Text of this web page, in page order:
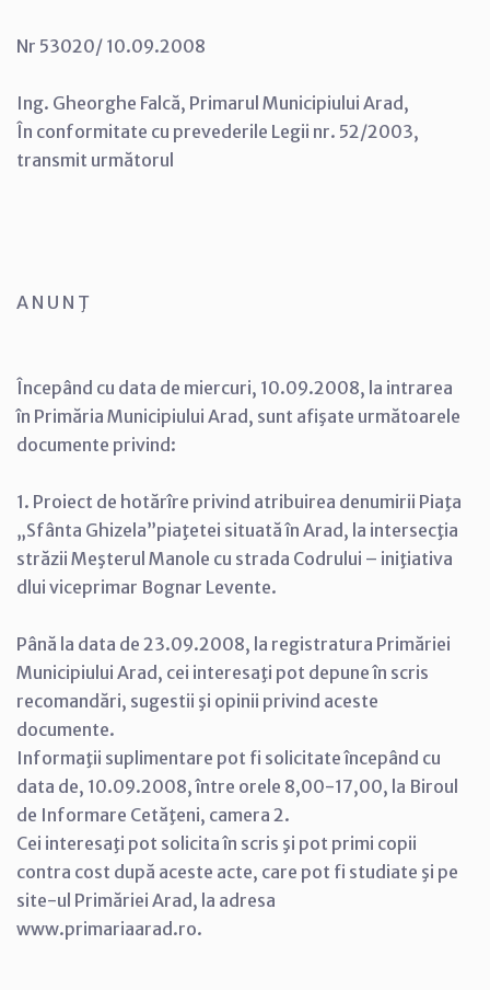
Nr 53020/ 10.09.2008
Ing. Gheorghe Falcă, Primarul Municipiului Arad,
În conformitate cu prevederile Legii nr. 52/2003,
transmit următorul
A N U N Ţ
Începând cu data de miercuri, 10.09.2008, la intrarea
în Primăria Municipiului Arad, sunt afişate următoarele
documente privind:
1. Proiect de hotărîre privind atribuirea denumirii Piaţa
„Sfânta Ghizela”piaţetei situată în Arad, la intersecţia
străzii Meşterul Manole cu strada Codrului – iniţiativa
dlui viceprimar Bognar Levente.
Până la data de 23.09.2008, la registratura Primăriei
Municipiului Arad, cei interesaţi pot depune în scris
recomandări, sugestii şi opinii privind aceste
documente.
Informaţii suplimentare pot fi solicitate începând cu
data de, 10.09.2008, între orele 8,00-17,00, la Biroul
de Informare Cetăţeni, camera 2.
Cei interesaţi pot solicita în scris şi pot primi copii
contra cost după aceste acte, care pot fi studiate şi pe
site-ul Primăriei Arad, la adresa
www.primariaarad.ro.